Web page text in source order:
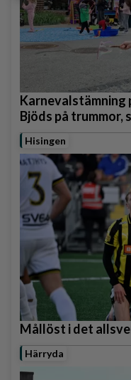
Karnevalstämning
Bjöds på trummor,
Hisingen
Mållöst i det
Härryda